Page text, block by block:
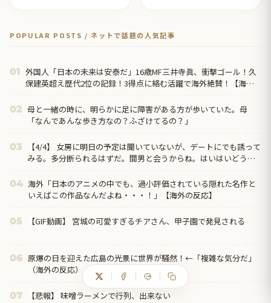
POPULAR POSTS / ネットで話題の人気記事
01 外国人「日本の未来は安泰だ」16歳MF三井寺眞、衝撃ゴール！久
保建英超え歴代2位の記録！3得点に絡む活躍で海外絶賛！【海外
02 母と一緒の時に、明らかに足に障害がある方が歩いていた。母
「なんであんな歩き方なの？ふざけてるの？」
03
【4/4】 女房に明日の予定は聞いていないが、デートにでも誘って
みる。多分断られるはずだ。間男と会うからね。はいはいどうぞ
04 海外「日本のアニメの中でも、過小評価されている隠れた名作と
いえばこの作品なんだよね・・・！」【海外の反応】
05 【GIF動画】 宮城の可愛すぎるチアさん、甲子園で発見される
06 原爆の日を迎えた広島の光景に世界が騒然！←「複雑な気分だ」
（海外の反応）
07 【悲報】 味噌ラーメンで行列、出来ない